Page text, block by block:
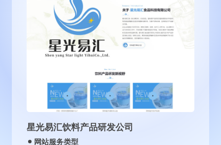
沈阳古泉源环保设备有限公司
网站服务类型